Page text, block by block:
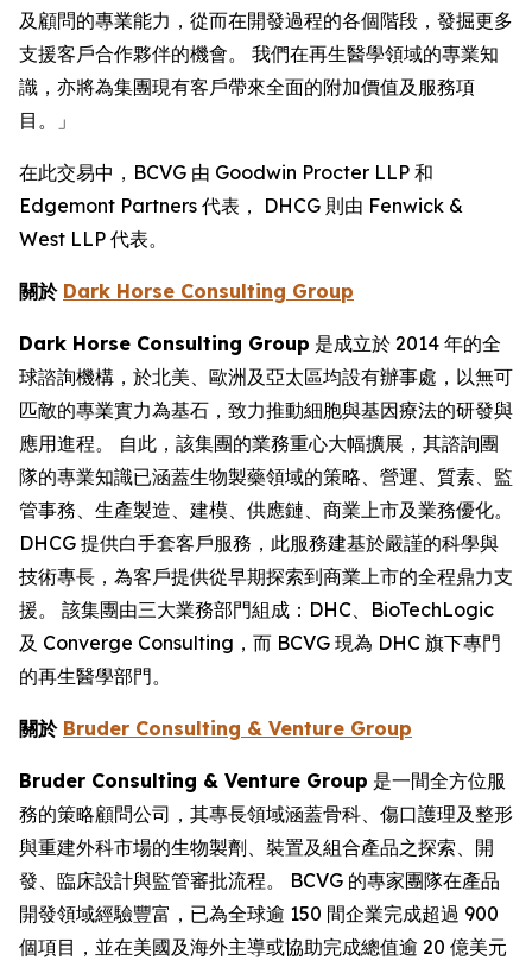
及顧問的專業能力，從而在開發過程的各個階段，發掘更多
支援客戶合作夥伴的機會。 我們在再生醫學領域的專業知
識，亦將為集團現有客戶帶來全面的附加價值及服務項
目。」
在此交易中，BCVG 由 Goodwin Procter LLP 和
Edgemont Partners 代表， DHCG 則由 Fenwick &
West LLP 代表。
關於 Dark Horse Consulting Group
Dark Horse Consulting Group 是成立於 2014 年的全
球諮詢機構，於北美、歐洲及亞太區均設有辦事處，以無可
匹敵的專業實力為基石，致力推動細胞與基因療法的研發與
應用進程。 自此，該集團的業務重心大幅擴展，其諮詢團
隊的專業知識已涵蓋生物製藥領域的策略、營運、質素、監
管事務、生產製造、建模、供應鏈、商業上市及業務優化。
DHCG 提供白手套客戶服務，此服務建基於嚴謹的科學與
技術專長，為客戶提供從早期探索到商業上市的全程鼎力支
援。 該集團由三大業務部門組成：DHC、BioTechLogic
及 Converge Consulting，而 BCVG 現為 DHC 旗下專門
的再生醫學部門。
關於 Bruder Consulting & Venture Group
Bruder Consulting & Venture Group 是一間全方位服
務的策略顧問公司，其專長領域涵蓋骨科、傷口護理及整形
與重建外科市場的生物製劑、裝置及組合產品之探索、開
發、臨床設計與監管審批流程。 BCVG 的專家團隊在產品
開發領域經驗豐富，已為全球逾 150 間企業完成超過 900
個項目，並在美國及海外主導或協助完成總值逾 20 億美元